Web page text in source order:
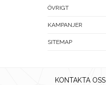
ÖVRIGT
KAMPANJER
SITEMAP
KONTAKTA OSS